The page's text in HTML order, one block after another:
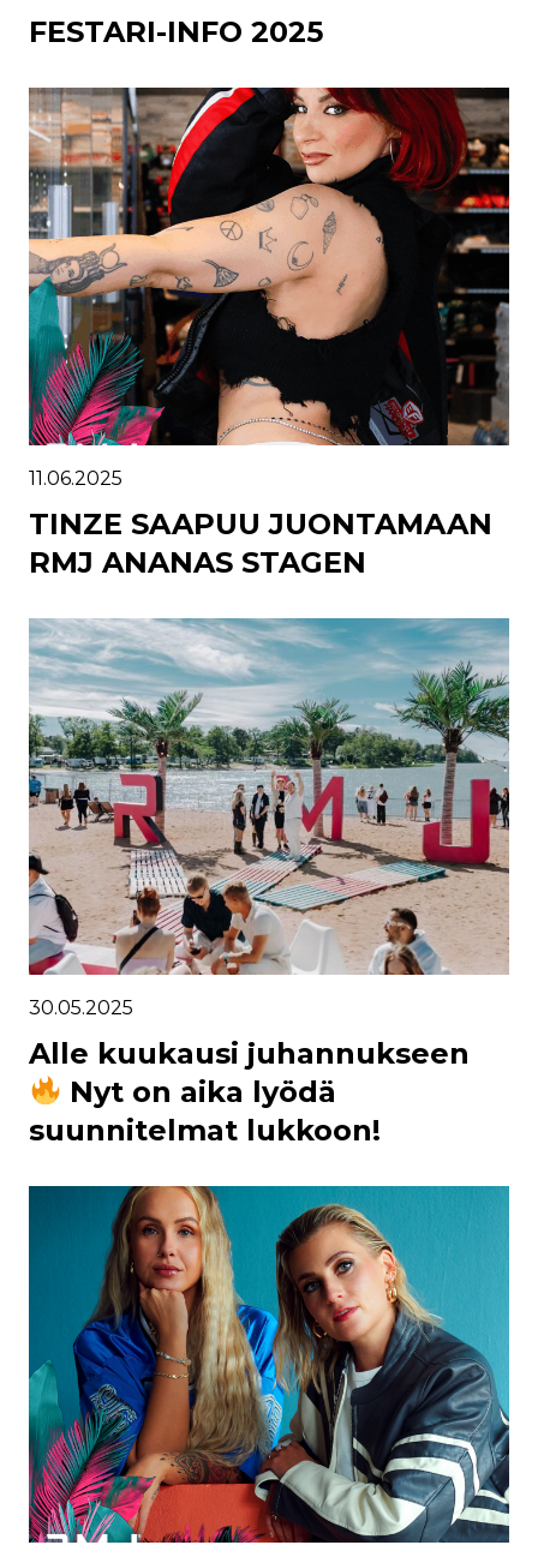
FESTARI-INFO 2025
11.06.2025
TINZE SAAPUU JUONTAMAAN
RMJ ANANAS STAGEN
30.05.2025
Alle kuukausi juhannukseen
Nyt on aika lyödä
suunnitelmat lukkoon!